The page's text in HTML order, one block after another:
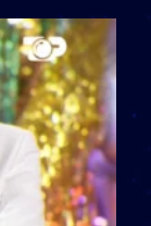
letër